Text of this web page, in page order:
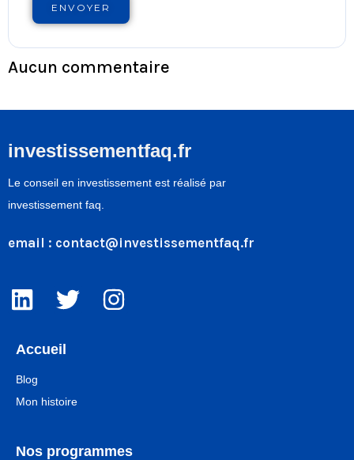
ENVOYER
Aucun commentaire
investissementfaq.fr
Le conseil en investissement est réalisé par
investissement faq.
email : contact@investissementfaq.fr
Accueil
Blog
Mon histoire
Nos programmes